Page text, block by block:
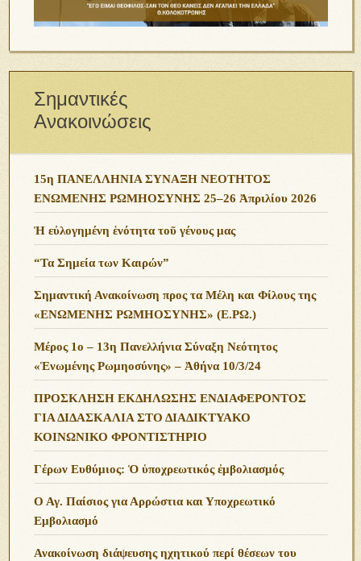
Σημαντικές
Ανακοινώσεις
15η ΠΑΝΕΛΛΗΝΙΑ ΣΥΝΑΞΗ ΝΕΟΤΗΤΟΣ
ΕΝΩΜΕΝΗΣ ΡΩΜΗΟΣΥΝΗΣ 25–26 Ἀπριλίου 2026
Ἡ εὐλογημένη ἑνότητα τοῦ γένους μας
“Τα Σημεία των Καιρών”
Σημαντική Ανακοίνωση προς τα Μέλη και Φίλους της
«ΕΝΩΜΕΝΗΣ ΡΩΜΗΟΣΥΝΗΣ» (Ε.ΡΩ.)
Μέρος 1ο – 13η Πανελλήνια Σύναξη Νεότητος
«Ἑνωμένης Ρωμηοσύνης» – Ἀθήνα 10/3/24
ΠΡΟΣΚΛΗΣΗ ΕΚΔΗΛΩΣΗΣ ΕΝΔΙΑΦΕΡΟΝΤΟΣ
ΓΙΑ ΔΙΔΑΣΚΑΛΙΑ ΣΤΟ ΔΙΑΔΙΚΤΥΑΚΟ
ΚΟΙΝΩΝΙΚΟ ΦΡΟΝΤΙΣΤΗΡΙΟ
Γέρων Ευθύμιος: Ὁ ὑποχρεωτικός ἐμβολιασμός
Ο Αγ. Παίσιος για Αρρώστια και Υποχρεωτικό
Εμβολιασμό
Ανακοίνωση διάψευσης ηχητικού περί θέσεων του